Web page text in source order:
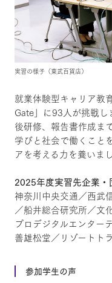
実習の様子（東武百貨店）
就業体験型キャリア教
Gate」に93人が挑戦
後研修、報告書作成ま
学びと社会で働くこと
アを考える力を養いまし
2025年度実習先企業・
神奈川中央交通／西武
／船井総合研究所／文
プロデジタルエンター
善雄松堂／リゾートト
参加学生の声